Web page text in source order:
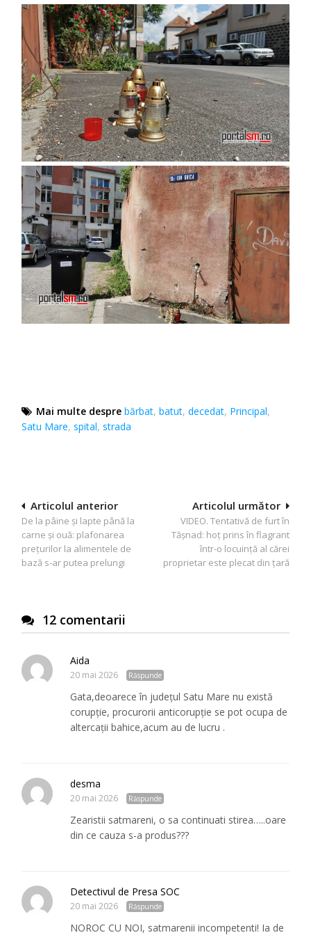
Mai multe despre bărbat,batut,decedat, Principal,
Satu Mare,spital,strada
Navigare
în
articole
Articolul următor
VIDEO. Tentativă de furt în
Tășnad: hoț prins în flagrant
într-o locuință al cărei
proprietar este plecat din țară
Articolul anterior
De la pâine și lapte până la
carne și ouă: plafonarea
prețurilor la alimentele de
bază s-ar putea prelungi
12 comentarii
Aida
20 mai 2026 Răspunde
Gata,deoarece în județul Satu Mare nu există
corupție, procurorii anticorupție se pot ocupa de
altercații bahice,acum au de lucru .
desma
20 mai 2026 Răspunde
Zearistii satmareni, o sa continuati stirea…..oare
din ce cauza s-a produs???
Detectivul de Presa SOC
20 mai 2026 Răspunde
NOROC CU NOI, satmarenii incompetenti! Ia de